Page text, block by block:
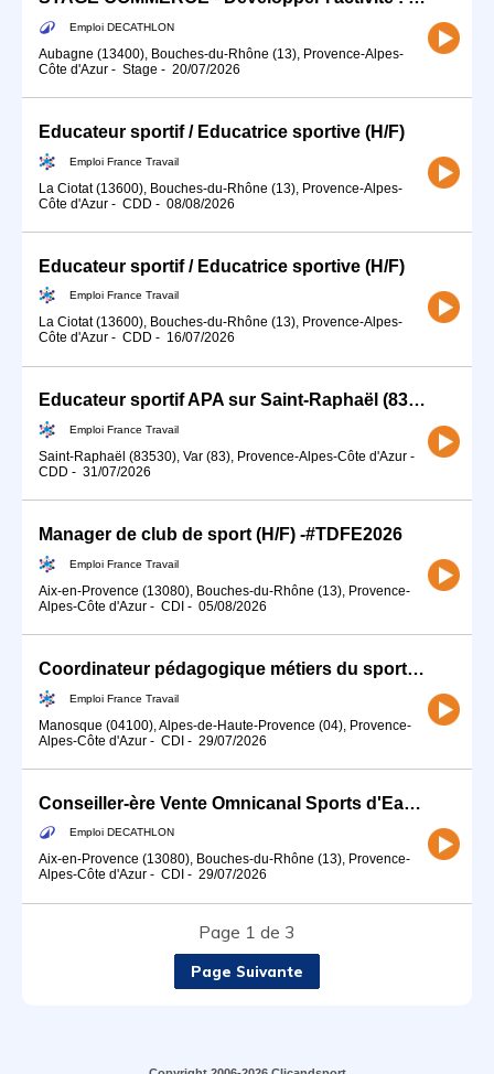
Emploi DECATHLON
Aubagne (13400), Bouches-du-Rhône (13), Provence-Alpes-
Côte d'Azur - Stage - 20/07/2026
Educateur sportif / Educatrice sportive (H/F)
Emploi France Travail
La Ciotat (13600), Bouches-du-Rhône (13), Provence-Alpes-
Côte d'Azur - CDD - 08/08/2026
Educateur sportif / Educatrice sportive (H/F)
Emploi France Travail
La Ciotat (13600), Bouches-du-Rhône (13), Provence-Alpes-
Côte d'Azur - CDD - 16/07/2026
Educateur sportif APA sur Saint-Raphaël (83) (H/F)
Emploi France Travail
Saint-Raphaël (83530), Var (83), Provence-Alpes-Côte d'Azur -
CDD - 31/07/2026
Manager de club de sport (H/F) -#TDFE2026
Emploi France Travail
Aix-en-Provence (13080), Bouches-du-Rhône (13), Provence-
Alpes-Côte d'Azur - CDI - 05/08/2026
Coordinateur pédagogique métiers du sport et de l'animation (H/F)
Emploi France Travail
Manosque (04100), Alpes-de-Haute-Provence (04), Provence-
Alpes-Côte d'Azur - CDI - 29/07/2026
Conseiller-ère Vente Omnicanal Sports d'Eau (H/F) - Temps partiel
Emploi DECATHLON
Aix-en-Provence (13080), Bouches-du-Rhône (13), Provence-
Alpes-Côte d'Azur - CDI - 29/07/2026
Page 1 de 3
Page Suivante